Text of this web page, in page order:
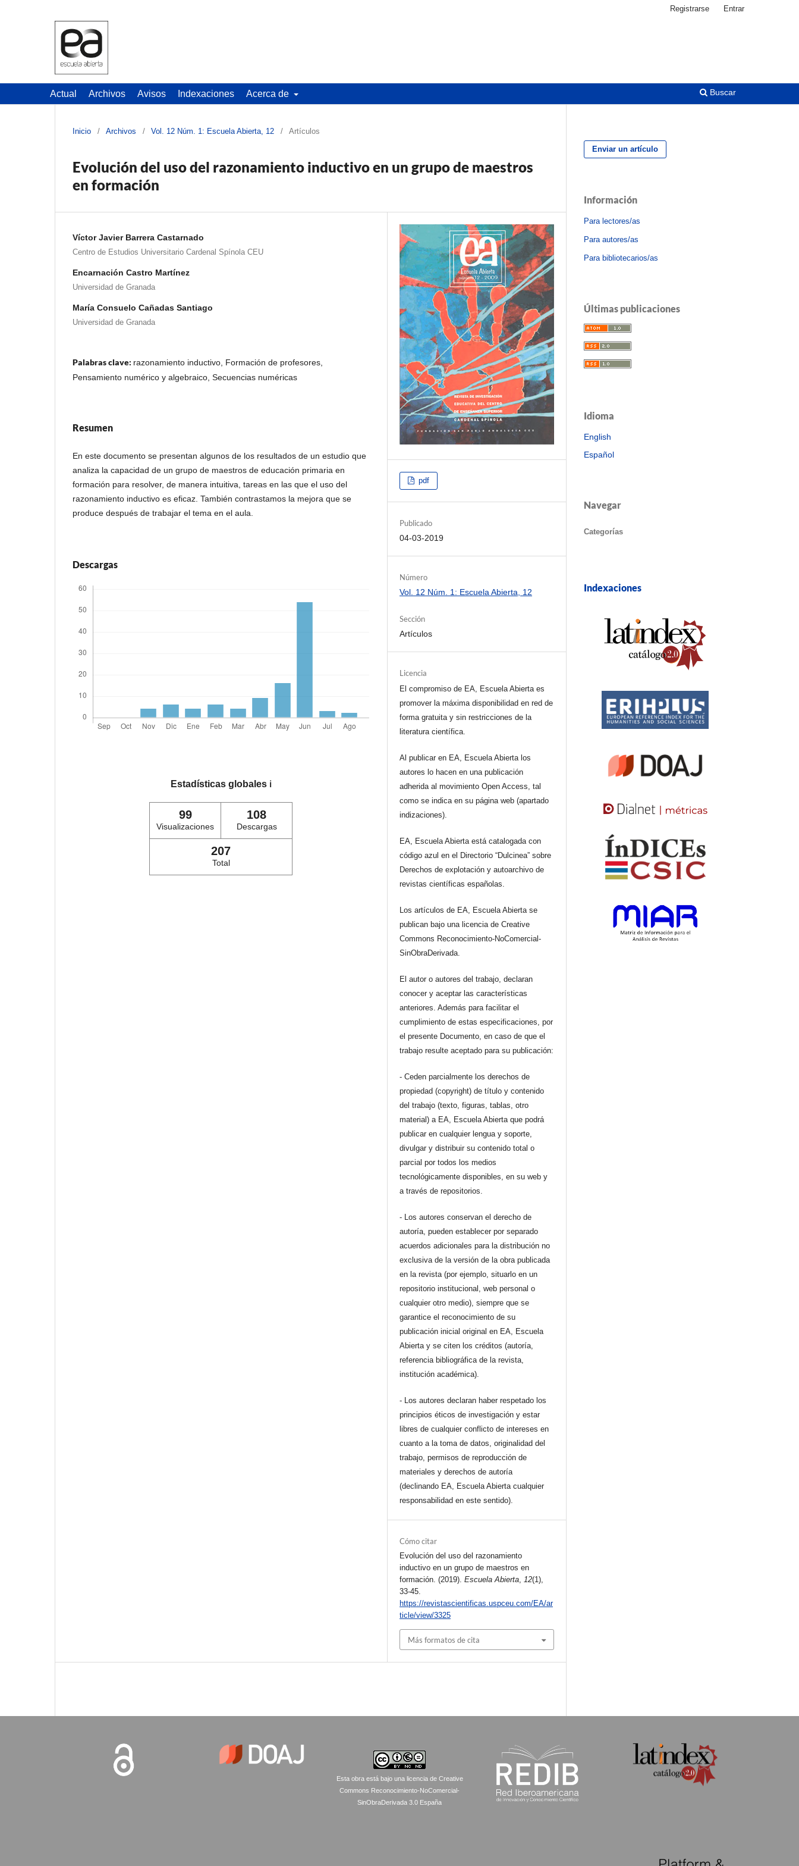
Actual Archivos Avisos Indexaciones Acerca de Buscar
Registrarse Entrar
Inicio / Archivos / Vol. 12 Núm. 1: Escuela Abierta, 12 / Artículos
Evolución del uso del razonamiento inductivo en un grupo de maestros
en formación
Víctor Javier Barrera Castarnado
Centro de Estudios Universitario Cardenal Spínola CEU
Encarnación Castro Martínez
Universidad de Granada
María Consuelo Cañadas Santiago
Universidad de Granada
Palabras clave: razonamiento inductivo, Formación de profesores,
Pensamiento numérico y algebraico, Secuencias numéricas
Resumen
En este documento se presentan algunos de los resultados de un estudio que
analiza la capacidad de un grupo de maestros de educación primaria en
formación para resolver, de manera intuitiva, tareas en las que el uso del
razonamiento inductivo es eficaz. También contrastamos la mejora que se
produce después de trabajar el tema en el aula.
Descargas
Estadísticas globales ℹ️
99
Visualizaciones
108
Descargas
207
Total
pdf
Publicado
04-03-2019
Número
Vol. 12 Núm. 1: Escuela Abierta, 12
Sección
Artículos
Licencia
El compromiso de EA, Escuela Abierta es
promover la máxima disponibilidad en red de
forma gratuita y sin restricciones de la
literatura científica.
Al publicar en EA, Escuela Abierta los
autores lo hacen en una publicación
adherida al movimiento Open Access, tal
como se indica en su página web (apartado
indizaciones).
EA, Escuela Abierta está catalogada con
código azul en el Directorio “Dulcinea” sobre
Derechos de explotación y autoarchivo de
revistas científicas españolas.
Los artículos de EA, Escuela Abierta se
publican bajo una licencia de Creative
Commons Reconocimiento-NoComercial-
SinObraDerivada.
El autor o autores del trabajo, declaran
conocer y aceptar las características
anteriores. Además para facilitar el
cumplimiento de estas especificaciones, por
el presente Documento, en caso de que el
trabajo resulte aceptado para su publicación:
- Ceden parcialmente los derechos de
propiedad (copyright) de título y contenido
del trabajo (texto, figuras, tablas, otro
material) a EA, Escuela Abierta que podrá
publicar en cualquier lengua y soporte,
divulgar y distribuir su contenido total o
parcial por todos los medios
tecnológicamente disponibles, en su web y
a través de repositorios.
- Los autores conservan el derecho de
autoría, pueden establecer por separado
acuerdos adicionales para la distribución no
exclusiva de la versión de la obra publicada
en la revista (por ejemplo, situarlo en un
repositorio institucional, web personal o
cualquier otro medio), siempre que se
garantice el reconocimiento de su
publicación inicial original en EA, Escuela
Abierta y se citen los créditos (autoría,
referencia bibliográfica de la revista,
institución académica).
- Los autores declaran haber respetado los
principios éticos de investigación y estar
libres de cualquier conflicto de intereses en
cuanto a la toma de datos, originalidad del
trabajo, permisos de reproducción de
materiales y derechos de autoría
(declinando EA, Escuela Abierta cualquier
responsabilidad en este sentido).
Cómo citar
Evolución del uso del razonamiento
inductivo en un grupo de maestros en
formación. (2019).Escuela Abierta,12(1),
33-45.
https://revistascientificas.uspceu.com/EA/ar
ticle/view/3325
Más formatos de cita
Enviar un artículo
Información
Para lectores/as
Para autores/as
Para bibliotecarios/as
Últimas publicaciones
Idioma
English
Español
Navegar
Categorías
Indexaciones
Esta obra está bajo una licencia de Creative
Commons Reconocimiento-NoComercial-
SinObraDerivada 3.0 España